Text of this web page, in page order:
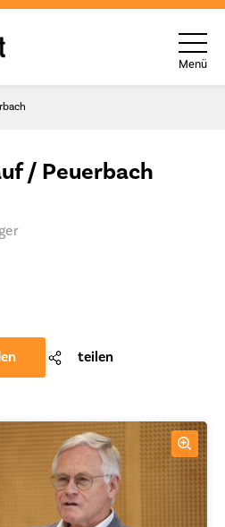
Menü
/ Peuerbach
teilen